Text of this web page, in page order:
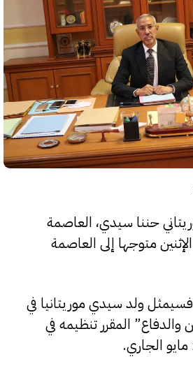
حننا سيدي، العاصمة
متوجها إلى العاصمة
ولد سيدي موريتانيا في
المقرر تنظيمه في